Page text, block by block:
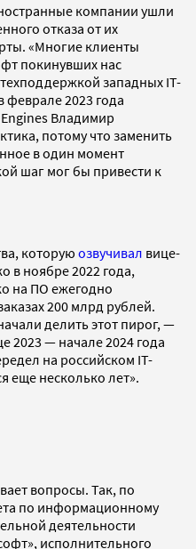
компании ушли
отказа от их
«Многие клиенты
покинувших нас
западных IT-
2023 года
Владимир
потому что заменить
в один момент
шаг мог бы привести к
которую озвучивал вице-
ноябре 2022 года,
на ПО ежегодно
200 млрд рублей.
делить этот пирог, —
2023 — начале 2024 года
на российском IT-
еще несколько лет».
вопросы. Так, по
по информационному
деятельности
исполнительного